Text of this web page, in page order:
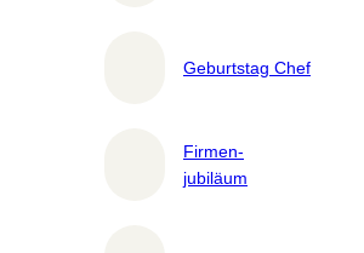
Geburtstag Chef
Firmen-
jubiläum